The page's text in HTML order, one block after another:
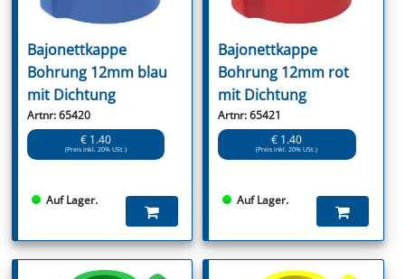
Bajonettkappe
Bohrung 12mm blau
mit Dichtung
Artnr: 65420
€ 1.40
(Preis inkl. 20% USt.)
Auf Lager.
Bajonettkappe
Bohrung 12mm rot
mit Dichtung
Artnr: 65421
€ 1.40
(Preis inkl. 20% USt.)
Auf Lager.